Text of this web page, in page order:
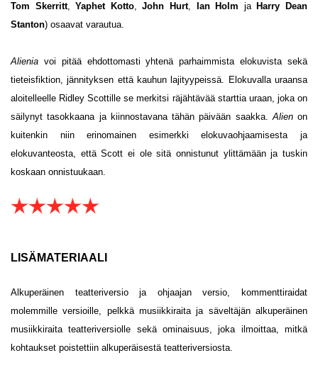
Tom Skerritt,Yaphet Kotto,John Hurt, Ian Holm ja Harry Dean
Stanton) osaavat varautua.
Alienia voi pitää ehdottomasti yhtenä parhaimmista elokuvista sekä
tieteisfiktion, jännityksen että kauhun lajityypeissä. Elokuvalla uraansa
aloitelleelle Ridley Scottille se merkitsi räjähtävää starttia uraan, joka on
säilynyt tasokkaana ja kiinnostavana tähän päivään saakka.Alien on
kuitenkin niin erinomainen esimerkki elokuvaohjaamisesta ja
elokuvanteosta, että Scott ei ole sitä onnistunut ylittämään ja tuskin
koskaan onnistuukaan.
LISÄMATERIAALI
Alkuperäinen teatteriversio ja ohjaajan versio, kommenttiraidat
molemmille versioille, pelkkä musiikkiraita ja säveltäjän alkuperäinen
musiikkiraita teatteriversiolle sekä ominaisuus, joka ilmoittaa, mitkä
kohtaukset poistettiin alkuperäisestä teatteriversiosta.